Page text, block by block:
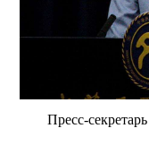
Пресс-